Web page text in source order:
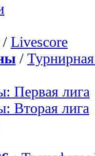
/ Livescore
/
Первая лига
Вторая лига